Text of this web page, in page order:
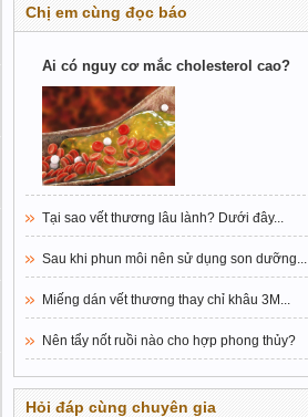
Chị em cùng đọc báo
Ai có nguy cơ mắc cholesterol cao?
Tại sao vết thương lâu lành? Dưới đây...
Sau khi phun môi nên sử dụng son dưỡng...
Miếng dán vết thương thay chỉ khâu 3M...
Nên tẩy nốt ruồi nào cho hợp phong thủy?
Hỏi đáp cùng chuyên gia